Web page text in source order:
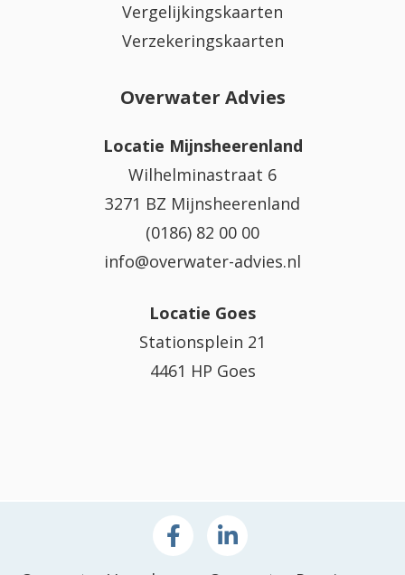
Vergelijkingskaarten
Verzekeringskaarten
Overwater Advies
Locatie Mijnsheerenland
Wilhelminastraat 6
3271 BZ Mijnsheerenland
(0186) 82 00 00
info@overwater-advies.nl
Locatie Goes
Stationsplein 21
4461 HP Goes